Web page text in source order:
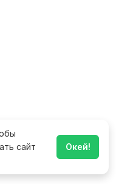
сайт
Окей!